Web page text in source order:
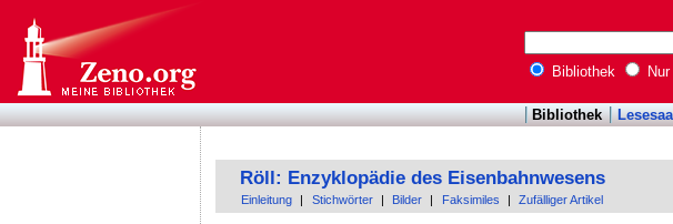
Bibliothek
Bibliothek
Röll: Enzyklopädie des Eisenbahnwesens
Einleitung Stichwörter Bilder Faksimiles Zufälliger Artikel